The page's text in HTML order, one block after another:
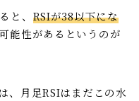
と、 RSIが38以下にな
能性があるというのが
、月足RSIはまだこの水